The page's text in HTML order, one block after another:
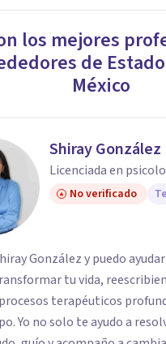
los mejores
de
México
Shiray González
Licenciada en
No verificado
González y puedo
tu vida,
terapéuticos
Yo no solo te ayudo a